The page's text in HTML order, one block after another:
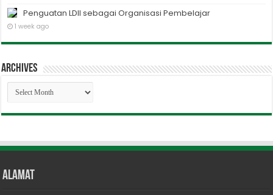
Penguatan LDII sebagai Organisasi Pembelajar
1 week ago
Archives
Archives
Alamat